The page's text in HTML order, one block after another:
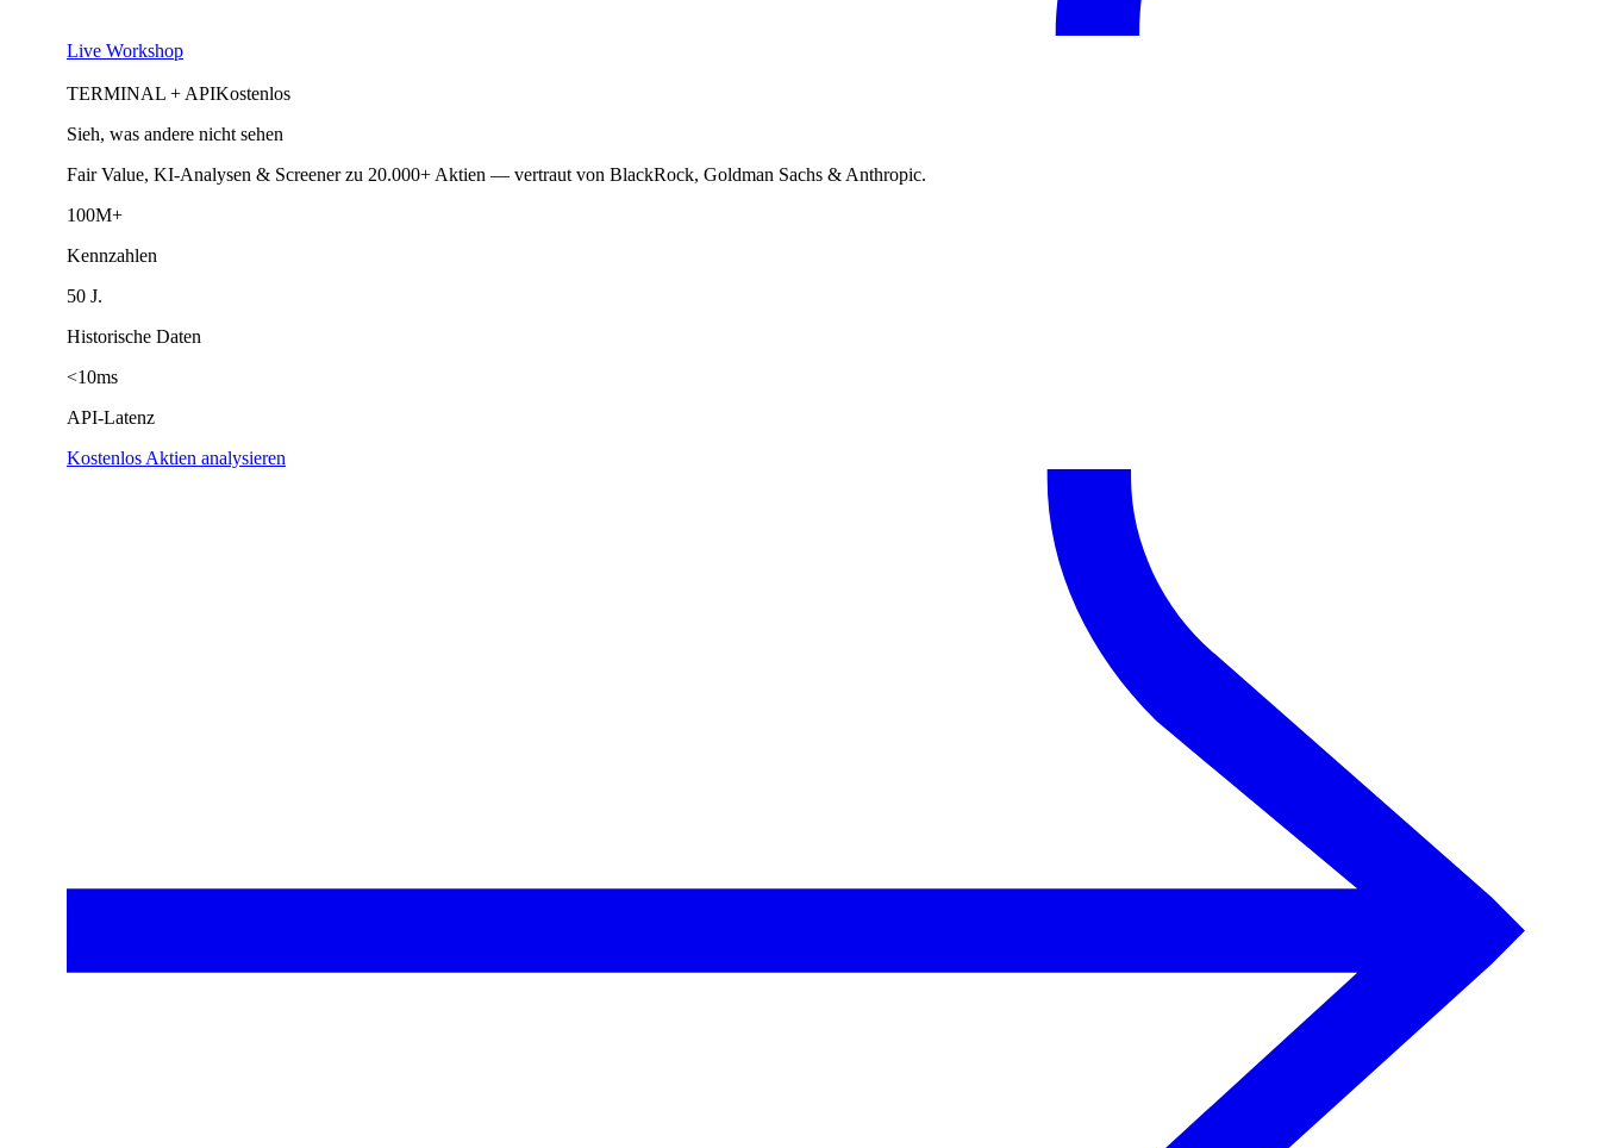
Live Workshop
TERMINAL + APIKostenlos
Sieh, was andere nicht sehen
Fair Value, KI-Analysen & Screener zu 20.000+ Aktien — vertraut von BlackRock, Goldman Sachs & Anthropic.
100M+
Kennzahlen
50 J.
Historische Daten
<10ms
API-Latenz
Kostenlos Aktien analysieren